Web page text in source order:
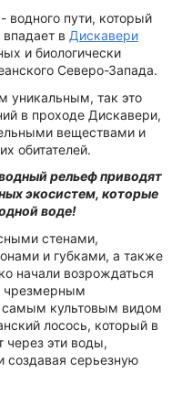
водного пути, который
в Дискавери
и биологически
Северо-Запада.
уникальным, так это
в проходе Дискавери,
веществами и
обитателей.
рельеф приводят
экосистем, которые
воде!
стенами,
и губками, а также
начали возрождаться
чрезмерным
культовым видом
лосось, который в
через эти воды,
создавая серьезную